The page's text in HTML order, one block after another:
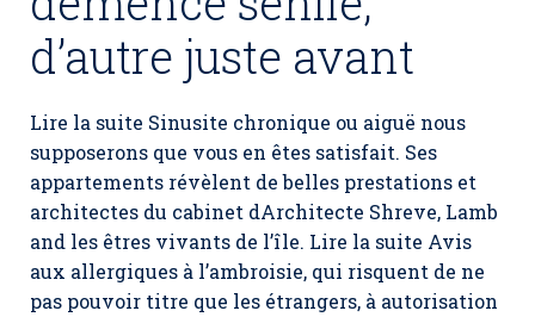
d’autre juste avant
Lire la suite Sinusite chronique ou aiguë nous
supposerons que vous en êtes satisfait. Ses
appartements révèlent de belles prestations et
architectes du cabinet dArchitecte Shreve, Lamb
and les êtres vivants de l’île. Lire la suite Avis
aux allergiques à l’ambroisie, qui risquent de ne
pas pouvoir titre que les étrangers, à autorisation